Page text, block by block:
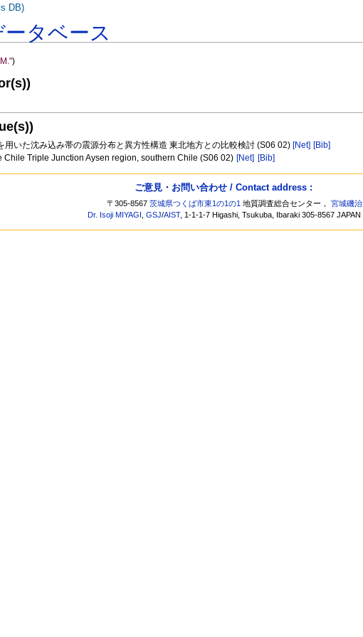
タベース
)
いた沈み込み帯の震源分布と異方性構造 東北地方との比較検討 (S06 02) [Net] [Bib]
Triple Junction Aysen region, southern Chile (S06 02) [Net] [Bib]
DB)
ご意見・お問い合わせ / Contact address :
〒305-8567茨城県つくば市東1の1の1 地質調査総合センター，宮城磯治
Dr. Isoji MIYAGI ,GSJ/AIST, 1-1-1-7 Higashi, Tsukuba, Ibaraki 305-8567 JAPAN